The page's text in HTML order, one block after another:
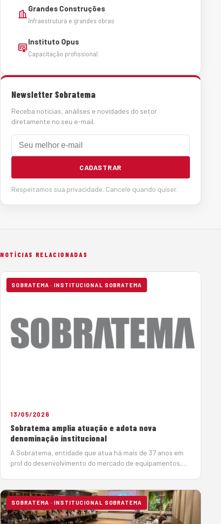
Grandes Construções
Infraestrutura e grandes obras
Instituto Opus
Capacitação profissional
Newsletter Sobratema
Receba notícias, análises e novidades do setor
diretamente no seu e-mail.
E-mail
CADASTRAR
Respeitamos sua privacidade. Cancele quando quiser.
NOTÍCIAS RELACIONADAS
SOBRATEMA · INSTITUCIONAL SOBRATEMA
13/05/2026
Sobratema amplia atuação e adota nova
denominação institucional
A Sobratema, entidade que atua há mais de 37 anos em
prol do desenvolvimento do mercado de equipamentos,
Gestão d…
SOBRATEMA · INSTITUCIONAL SOBRATEMA